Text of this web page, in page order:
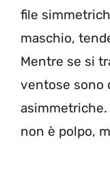
file
maschio,
Mentre se si
ventose sono
asimmetriche.
non è polpo,